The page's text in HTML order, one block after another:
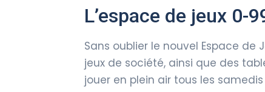
L’espace de jeux 0-
Sans oublier le nouvel Espace
jeux de société, ainsi que des
jouer en plein air tous les